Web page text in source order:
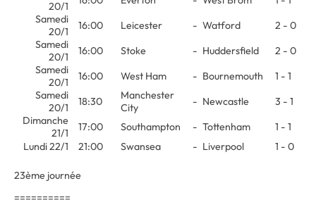
20/1
Samedi
20/1
16:00 Leicester - Watford
2 - 0
Samedi
20/1
16:00 Stoke - Huddersfield
2 - 0
Samedi
20/1
16:00 West Ham - Bournemouth
1 - 1
Samedi
20/1
18:30
Manchester
City
- Newcastle
3 - 1
Dimanche
21/1
17:00 Southampton - Tottenham
1 - 1
Lundi 22/1
21:00 Swansea - Liverpool 1 - 0
23ème journée
==========